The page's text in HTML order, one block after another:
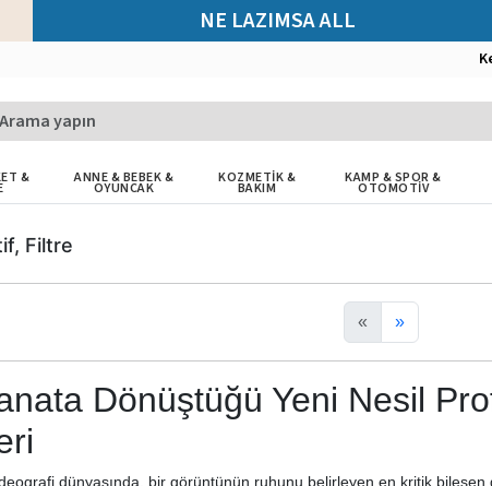
NE LAZIMSA ALL
& ANNE & BEBEK &
OYUNCAK
KOZMETİK &
BAKIM
KAMP & SPOR &
OTOMOTİV
Filtre
« »
Dönüştüğü Yeni Nesil
dünyasında, bir görüntünün ruhunu belirleyen en kritik bileşen